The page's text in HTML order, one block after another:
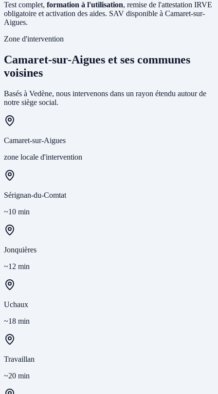
Test complet, formation à l'utilisation, remise de l'attestation IRVE
obligatoire et activation des aides. SAV disponible à Camaret-sur-
Aigues.
Zone d'intervention
Camaret-sur-Aigues et ses communes
voisines
Basés à Vedène, nous intervenons dans un rayon étendu autour de
notre siège social.
Camaret-sur-Aigues
zone locale d'intervention
Sérignan-du-Comtat
~10 min
Jonquières
~12 min
Uchaux
~18 min
Travaillan
~20 min